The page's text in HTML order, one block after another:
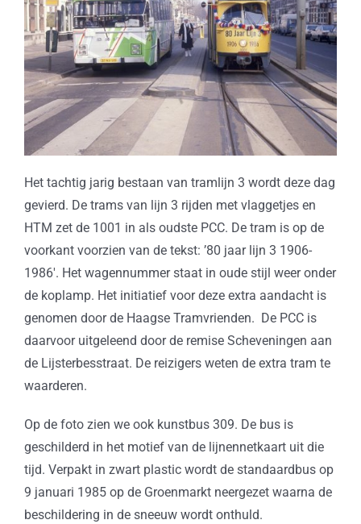
Het tachtig jarig bestaan van tramlijn 3 wordt deze dag
gevierd. De trams van lijn 3 rijden met vlaggetjes en
HTM zet de 1001 in als oudste PCC. De tram is op de
voorkant voorzien van de tekst: ’80 jaar lijn 3 1906-
1986′. Het wagennummer staat in oude stijl weer onder
de koplamp. Het initiatief voor deze extra aandacht is
genomen door de Haagse Tramvrienden. De PCC is
daarvoor uitgeleend door de remise Scheveningen aan
de Lijsterbesstraat. De reizigers weten de extra tram te
waarderen.
Op de foto zien we ook kunstbus 309. De bus is
geschilderd in het motief van de lijnennetkaart uit die
tijd. Verpakt in zwart plastic wordt de standaardbus op
9 januari 1985 op de Groenmarkt neergezet waarna de
beschildering in de sneeuw wordt onthuld.